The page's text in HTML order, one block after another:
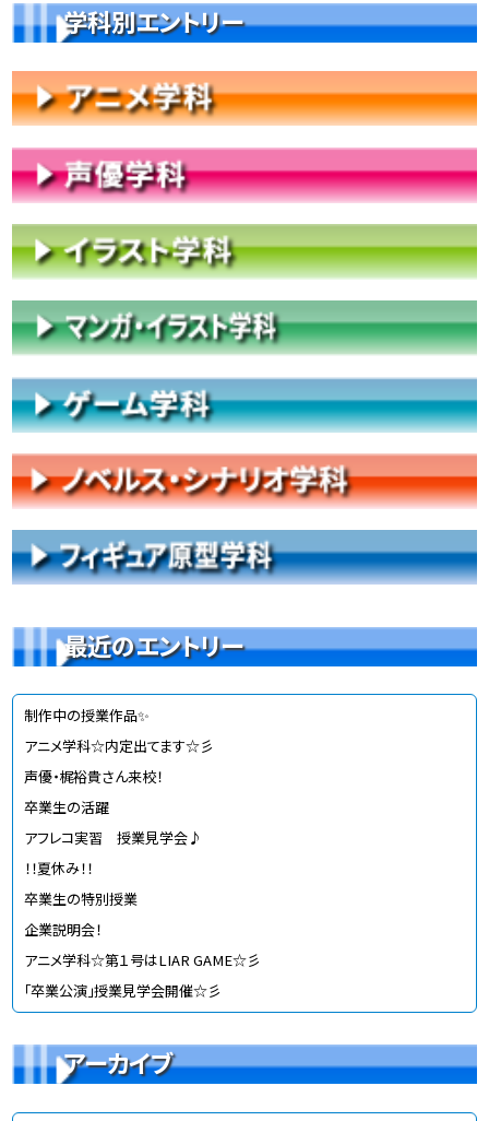
学科別エントリー
最近のエントリー
制作中の授業作品✨
アニメ学科☆内定出てます☆彡
声優・梶裕貴さん来校！
卒業生の活躍
アフレコ実習 授業見学会♪
！！夏休み！！
卒業生の特別授業
企業説明会！
アニメ学科☆第１号はLIAR GAME☆彡
「卒業公演」授業見学会開催☆彡
アーカイブ